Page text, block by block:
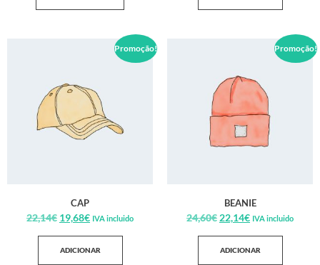
Promoção!
CAP
22,14€ 19,68€ IVA incluido
ADICIONAR
Promoção!
BEANIE
24,60€ 22,14€ IVA incluido
ADICIONAR